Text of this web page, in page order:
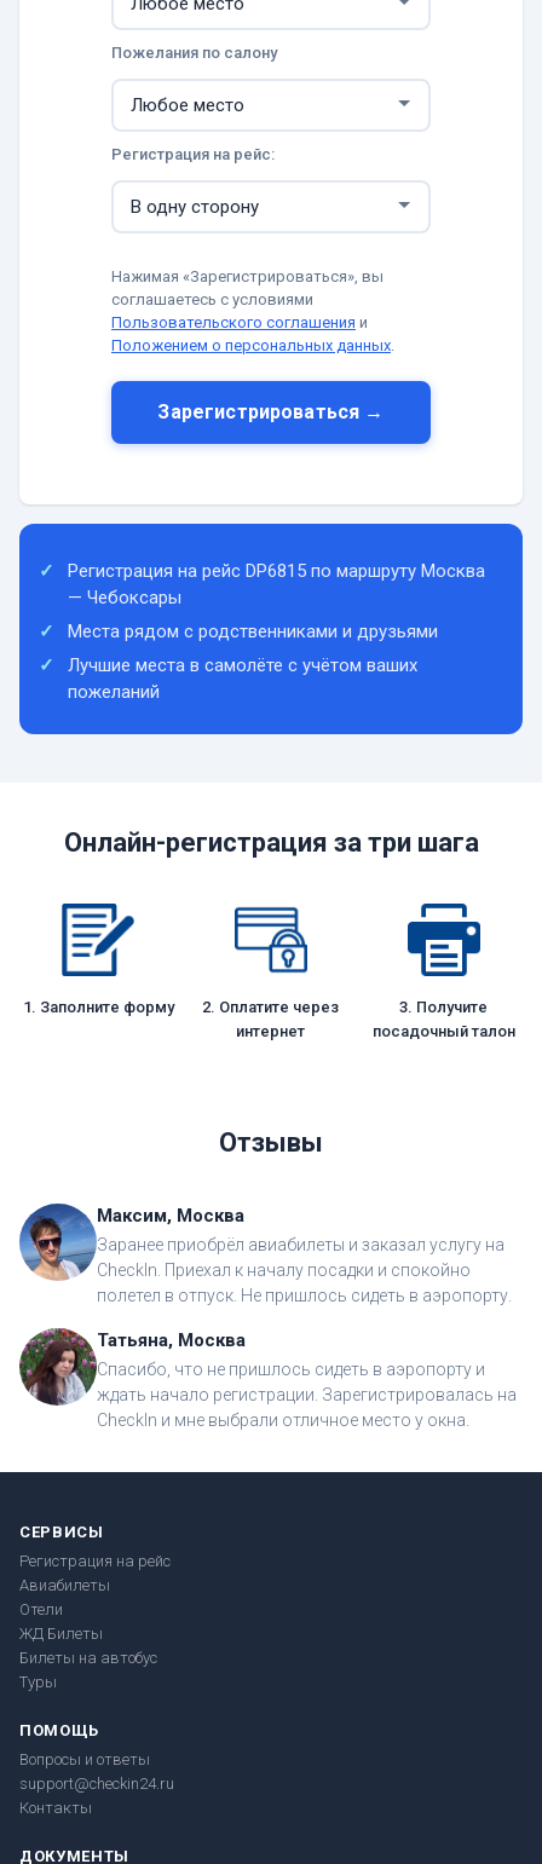
Пожелания по салону
Регистрация на рейс:
Нажимая «Зарегистрироваться», вы
соглашаетесь с условиями
Пользовательского соглашения и
Положением о персональных данных.
Зарегистрироваться →
Регистрация на рейс DP6815 по маршруту Москва
— Чебоксары
Места рядом с родственниками и друзьями
Лучшие места в самолёте с учётом ваших
пожеланий
Онлайн-регистрация за три шага
1. Заполните форму
2. Оплатите через
интернет
3. Получите
посадочный талон
Отзывы
Максим, Москва
Заранее приобрёл авиабилеты и заказал услугу на
CheckIn. Приехал к началу посадки и спокойно
полетел в отпуск. Не пришлось сидеть в аэропорту.
Татьяна, Москва
Спасибо, что не пришлось сидеть в аэропорту и
ждать начало регистрации. Зарегистрировалась на
CheckIn и мне выбрали отличное место у окна.
СЕРВИСЫ
Регистрация на рейс
Авиабилеты
Отели
ЖД Билеты
Билеты на автобус
Туры
ПОМОЩЬ
Вопросы и ответы
support@checkin24.ru
Контакты
ДОКУМЕНТЫ